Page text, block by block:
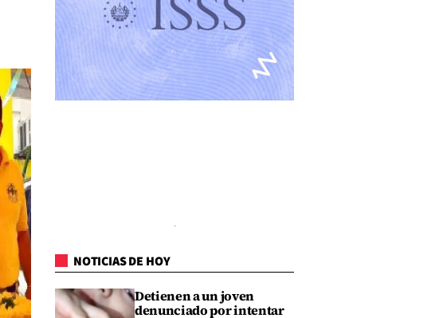
NOTICIAS DE HOY
Detienen a un joven
denunciado por intentar